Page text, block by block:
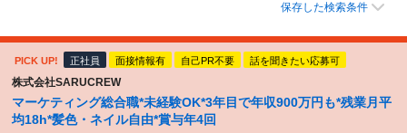
保存した検索条件
PICK UP! 正社員 面接情報有 自己PR不要 話を聞きたい応募可
株式会社SARUCREW
マーケティング総合職*未経験OK*3年目で年収900万円も*残業月平
均18h*髪色・ネイル自由*賞与年4回